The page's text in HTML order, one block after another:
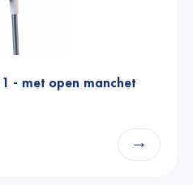
- met open manchet
→